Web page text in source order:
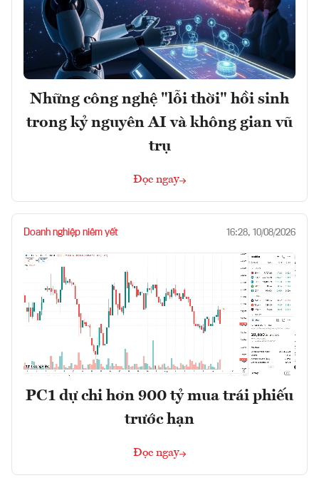
Những công nghệ "lỗi thời" hồi sinh
trong kỷ nguyên AI và không gian vũ
trụ
Đọc ngay
Doanh nghiệp niêm yết 16:28, 10/08/2026
PC1 dự chi hơn 900 tỷ mua trái phiếu
trước hạn
Đọc ngay